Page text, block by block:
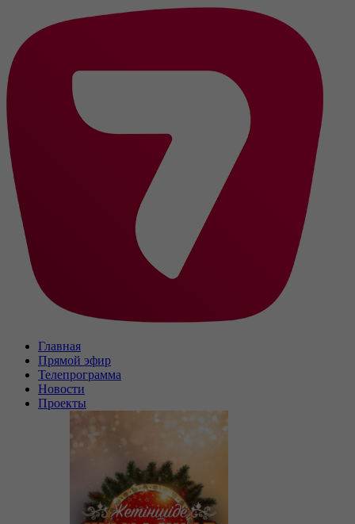
Главная
Прямой эфир
Телепрограмма
Новости
Проекты